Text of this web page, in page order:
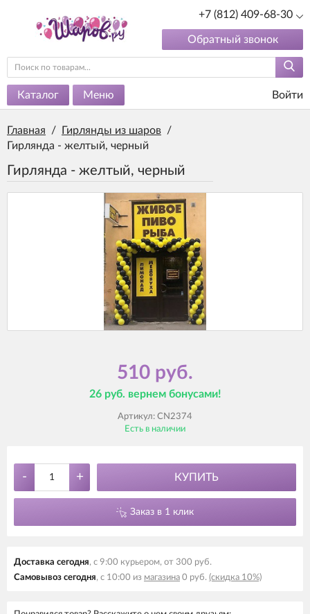
+7 (812) 409-68-30
Обратный звонок
Каталог Меню Войти
Главная / Гирлянды из шаров /
Гирлянда - желтый, черный
Гирлянда - желтый, черный
510 руб.
26 руб. вернем бонусами!
Артикул: CN2374
Есть в наличии
- + КУПИТЬ
Заказ в 1 клик
Доставка сегодня, с 9:00 курьером, от 300 руб.
Самовывоз сегодня, с 10:00 из магазина 0 руб. (скидка 10%)